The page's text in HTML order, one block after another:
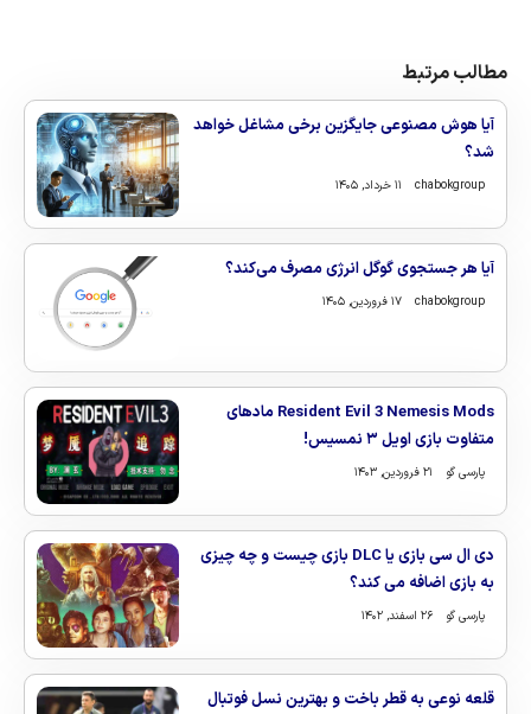
مطالب مرتبط
آیا هوش مصنوعی جایگزین برخی مشاغل خواهد
شد؟
chabokgroup ۱۱ خرداد, ۱۴۰۵
آیا هر جستجوی گوگل انرژی مصرف می‌کند؟
chabokgroup ۱۷ فروردین, ۱۴۰۵
Resident Evil 3 Nemesis Mods مادهای
متفاوت بازی اویل ۳ نمسیس!
پارسی گو ۲۱ فروردین, ۱۴۰۳
دی ال سی بازی یا DLC بازی چیست و چه چیزی
به بازی اضافه می کند؟
پارسی گو ۲۶ اسفند, ۱۴۰۲
قلعه نوعی به قطر باخت و بهترین نسل فوتبال